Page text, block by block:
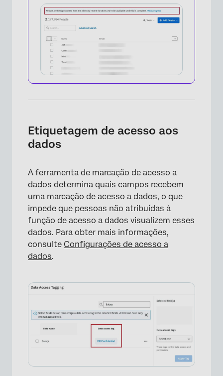
×
Etiquetagem de acesso aos
dados
A ferramenta de marcação de acesso a
dados determina quais campos recebem
uma marcação de acesso a dados, o que
impede que pessoas não atribuídas à
função de acesso a dados visualizem esses
dados. Para obter mais informações,
consulte Configurações de acesso a
dados.